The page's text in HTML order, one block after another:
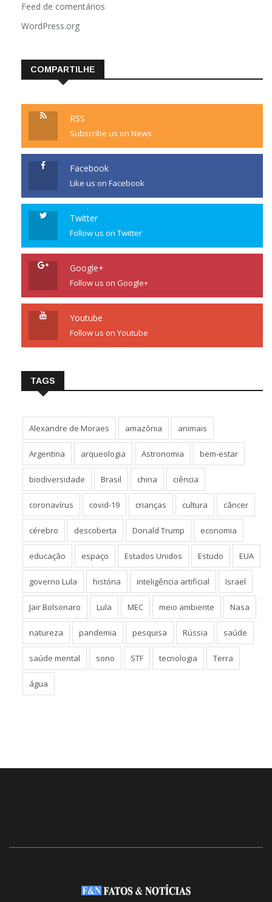
Feed de comentários
WordPress.org
COMPARTILHE
RSS
Subscribe us on News
Facebook
Like us on Facebook
Twitter
Follow us on Twitter
Google+
Follow us on Google+
Youtube
Follow us on Youtube
TAGS
Alexandre de Moraes amazônia animais
Argentina arqueologia Astronomia bem-estar
biodiversidade Brasil china ciência
coronavírus covid-19 crianças cultura câncer
cérebro descoberta Donald Trump economia
educação espaço Estados Unidos Estudo EUA
governo Lula história inteligência artificial Israel
Jair Bolsonaro Lula MEC meio ambiente Nasa
natureza pandemia pesquisa Rússia saúde
saúde mental sono STF tecnologia Terra
água